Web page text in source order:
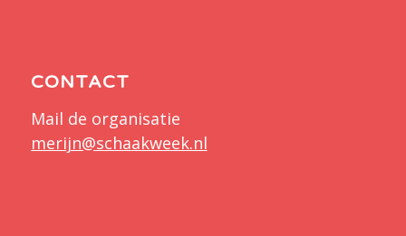
CONTACT
Mail de organisatie
merijn@schaakweek.nl